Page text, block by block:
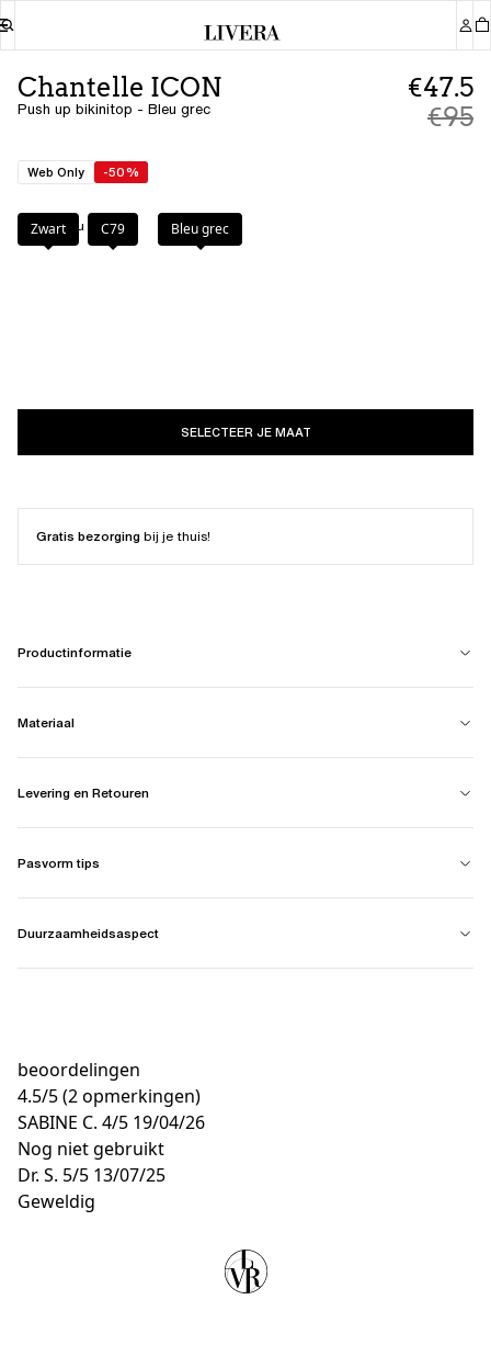
Chantelle ICON
Push up bikinitop - Bleu grec
€47.5
€95
Web Only -50%
Kleur: Bleu grec
Zwart C79 Bleu grec
SELECTEER JE MAAT
Gratis bezorgingbij je thuis!
Productinformatie
Materiaal
Levering en Retouren
Pasvorm tips
Duurzaamheidsaspect
beoordelingen
4.5/5(2 opmerkingen)
SABINE C. 4/5 19/04/26
Nog niet gebruikt
Dr. S. 5/5 13/07/25
Geweldig